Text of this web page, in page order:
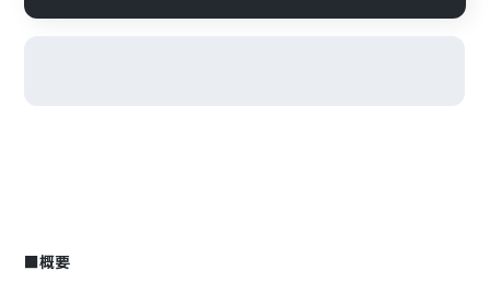
■概要